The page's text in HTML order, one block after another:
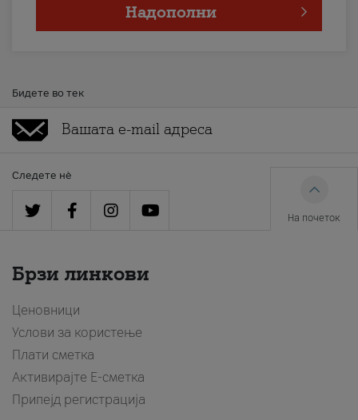
Надополни
Бидете во тек
Следете нè
На почеток
Брзи линкови
Ценовници
Услови за користење
Плати сметка
Активирајте Е-сметка
Припејд регистрација